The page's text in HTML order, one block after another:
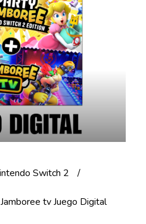
Switch 2
tv Juego Digital